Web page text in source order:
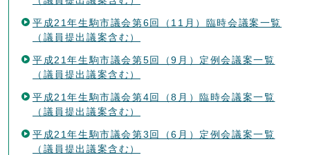
平成21年生駒市議会第6回（11月）臨時会議案一覧
（議員提出議案含む）
平成21年生駒市議会第5回（9月）定例会議案一覧
（議員提出議案含む）
平成21年生駒市議会第4回（8月）臨時会議案一覧
（議員提出議案含む）
平成21年生駒市議会第3回（6月）定例会議案一覧
（議員提出議案含む）